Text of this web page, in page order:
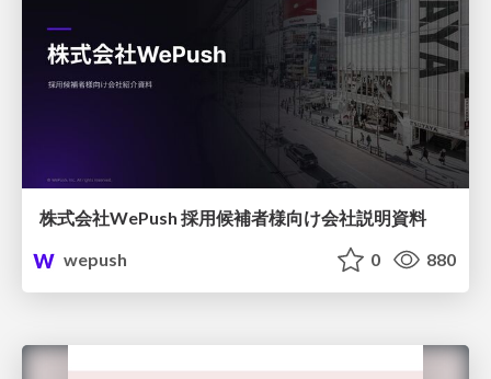
株式会社WePush 採用候補者様向け会社説明資料
wepush
0 880